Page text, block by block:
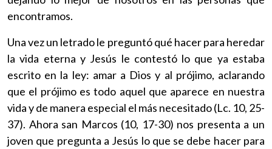
encontramos.
Una vez un letrado le preguntó qué hacer para heredar
la vida eterna y Jesús le contestó lo que ya estaba
escrito en la ley: amar a Dios y al prójimo, aclarando
que el prójimo es todo aquel que aparece en nuestra
vida y de manera especial el más necesitado (Lc. 10, 25-
37). Ahora san Marcos (10, 17-30) nos presenta a un
joven que pregunta a Jesús lo que se debe hacer para